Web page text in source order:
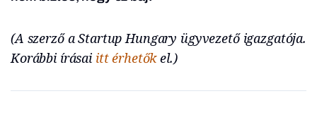
(A szerző a Startup Hungary ügyvezető igazgatója.
Korábbi írásai itt érhetőkel.)